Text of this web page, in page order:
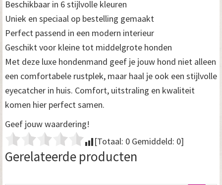
Beschikbaar in 6 stijlvolle kleuren
Uniek en speciaal op bestelling gemaakt
Perfect passend in een modern interieur
Geschikt voor kleine tot middelgrote honden
Met deze luxe hondenmand geef je jouw hond niet alleen
een comfortabele rustplek, maar haal je ook een stijlvolle
eyecatcher in huis. Comfort, uitstraling en kwaliteit
komen hier perfect samen.
Geef jouw waardering!
[Totaal: 0 Gemiddeld: 0]
Gerelateerde producten